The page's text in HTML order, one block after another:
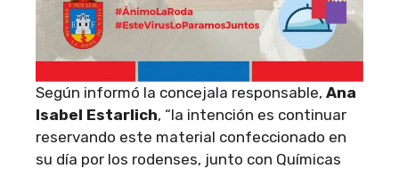
Según informó la concejala responsable, Ana
Isabel Estarlich, “la intención es continuar
reservando este material confeccionado en
su día por los rodenses, junto con Químicas